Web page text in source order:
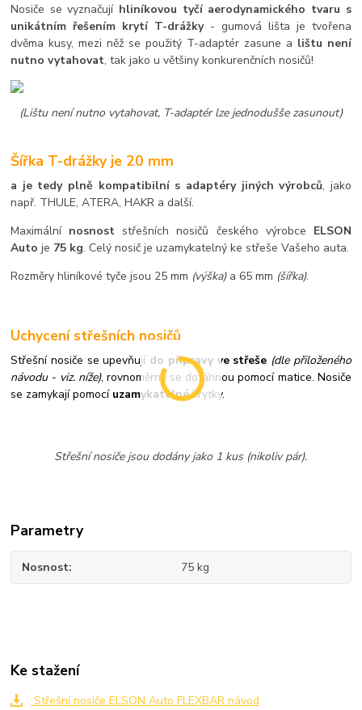
Nosiče se vyznačují hliníkovou tyčí aerodynamického tvaru s
unikátním řešením krytí T-drážky- gumová lišta je tvořena
dvěma kusy, mezi něž se použitý T-adaptér zasune a lištu není
nutno vytahovat, tak jako u většiny konkurenčních nosičů!
(Lištu není nutno vytahovat, T-adaptér lze jednodušše zasunout)
Šířka T-drážky je 20 mm
a je tedy plně kompatibilní s adaptéry jiných výrobců, jako
např. THULE, ATERA, HAKR a další.
Maximální nosnost střešních nosičů českého výrobce ELSON
Autoje 75 kg. Celý nosič je uzamykatelný ke střeše Vašeho auta.
Rozměry hliníkové tyče jsou 25 mm (výška)a 65 mm (šířka).
Uchycení střešních nosičů
Střešní nosiče se upevňují do přípravy ve střeše (dle přiloženého
návodu - viz. níže), rovnoměrně se dotáhnou pomocí matice. Nosiče
se zamykají pomocí uzamykatelnékrytky.
Střešní nosiče jsou dodány jako 1 kus (nikoliv pár).
Parametry
Nosnost 75 kg
Ke stažení
Střešní nosiče ELSON Auto FLEXBAR návod